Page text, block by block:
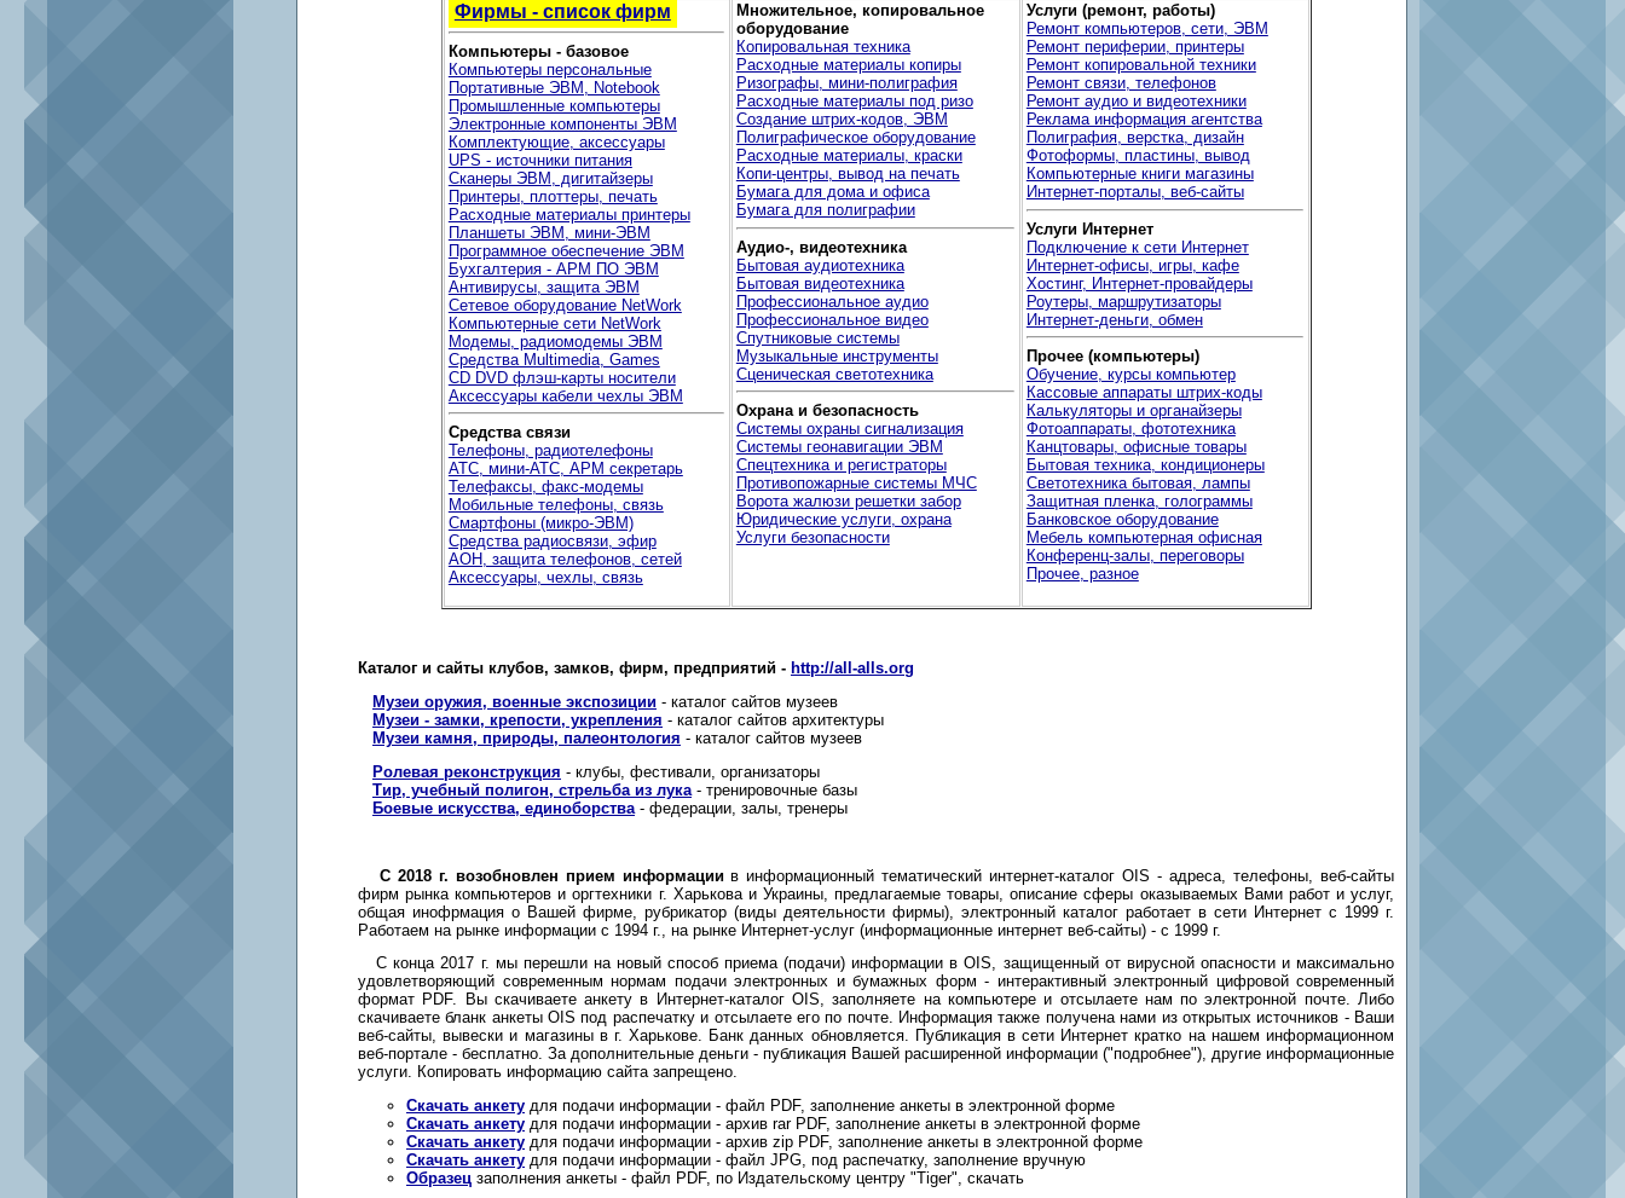
Фирмы - список фирм
Компьютеры - базовое
Компьютеры персональные
Портативные ЭВМ, Notebook
Промышленные компьютеры
Электронные компоненты ЭВМ
Комплектующие, аксессуары
UPS - источники питания
Сканеры ЭВМ, дигитайзеры
Принтеры, плоттеры, печать
Расходные материалы принтеры
Планшеты ЭВМ, мини-ЭВМ
Программное обеспечение ЭВМ
Бухгалтерия - АРМ ПО ЭВМ
Антивирусы, защита ЭВМ
Сетевое оборудование NetWork
Компьютерные сети NetWork
Модемы, радиомодемы ЭВМ
Средства Multimedia, Games
CD DVD флэш-карты носители
Аксессуары кабели чехлы ЭВМ
Средства связи
Телефоны, радиотелефоны
АТС, мини-АТС, АРМ секретарь
Телефаксы, факс-модемы
Мобильные телефоны, связь
Смартфоны (микро-ЭВМ)
Средства радиосвязи, эфир
АОН, защита телефонов, сетей
Аксессуары, чехлы, связь
Множительное, копировальное
оборудование
Копировальная техника
Расходные материалы копиры
Ризографы, мини-полиграфия
Расходные материалы под ризо
Создание штрих-кодов, ЭВМ
Полиграфическое оборудование
Расходные материалы, краски
Копи-центры, вывод на печать
Бумага для дома и офиса
Бумага для полиграфии
Аудио-, видеотехника
Бытовая аудиотехника
Бытовая видеотехника
Профессиональное аудио
Профессиональное видео
Спутниковые системы
Музыкальные инструменты
Сценическая светотехника
Охрана и безопасность
Системы охраны сигнализация
Системы геонавигации ЭВМ
Спецтехника и регистраторы
Противопожарные системы МЧС
Ворота жалюзи решетки забор
Юридические услуги, охрана
Услуги безопасности
Услуги (ремонт, работы)
Ремонт компьютеров, сети, ЭВМ
Ремонт периферии, принтеры
Ремонт копировальной техники
Ремонт связи, телефонов
Ремонт аудио и видеотехники
Реклама информация агентства
Полиграфия, верстка, дизайн
Фотоформы, пластины, вывод
Компьютерные книги магазины
Интернет-порталы, веб-сайты
Услуги Интернет
Подключение к сети Интернет
Интернет-офисы, игры, кафе
Хостинг, Интернет-провайдеры
Роутеры, маршрутизаторы
Интернет-деньги, обмен
Прочее (компьютеры)
Обучение, курсы компьютер
Кассовые аппараты штрих-коды
Калькуляторы и органайзеры
Фотоаппараты, фототехника
Канцтовары, офисные товары
Бытовая техника, кондиционеры
Светотехника бытовая, лампы
Защитная пленка, голограммы
Банковское оборудование
Мебель компьютерная офисная
Конференц-залы, переговоры
Прочее, разное
Каталог и сайты клубов, замков, фирм, предприятий - http://all-alls.org
Музеи оружия, военные экспозиции - каталог сайтов музеев
Музеи - замки, крепости, укрепления - каталог сайтов архитектуры
Музеи камня, природы, палеонтология - каталог сайтов музеев
Ролевая реконструкция - клубы, фестивали, организаторы
Тир, учебный полигон, стрельба из лука- тренировочные базы
Боевые искусства, единоборства- федерации, залы, тренеры
С 2018 г. возобновлен прием информациив информационный тематический интернет-каталог OIS - адреса, телефоны, веб-сайты
фирм рынка компьютеров и оргтехники г. Харькова и Украины, предлагаемые товары, описание сферы оказываемых Вами работ и услуг,
общая инофрмация о Вашей фирме, рубрикатор (виды деятельности фирмы), электронный каталог работает в сети Интернет с 1999 г.
Работаем на рынке информации с 1994 г., на рынке Интернет-услуг (информационные интернет веб-сайты) - с 1999 г.
С конца 2017 г. мы перешли на новый способ приема (подачи) информации в OIS, защищенный от вирусной опасности и максимально
удовлетворяющий современным нормам подачи электронных и бумажных форм - интерактивный электронный цифровой современный
формат PDF. Вы скачиваете анкету в Интернет-каталог OIS, заполняете на компьютере и отсылаете нам по электронной почте. Либо
скачиваете бланк анкеты OIS под распечатку и отсылаете его по почте. Информация также получена нами из открытых источников - Ваши
веб-сайты, вывески и магазины в г. Харькове. Банк данных обновляется. Публикация в сети Интернет кратко на нашем информационном
веб-портале - бесплатно. За дополнительные деньги - публикация Вашей расширенной информации ("подробнее"), другие информационные
услуги. Копировать информацию сайта запрещено.
Скачать анкету для подачи информации - файл PDF, заполнение анкеты в электронной форме
Скачать анкету для подачи информации - архив rar PDF, заполнение анкеты в электронной форме
Скачать анкету для подачи информации - архив zip PDF, заполнение анкеты в электронной форме
Скачать анкету для подачи информации - файл JPG, под распечатку, заполнение вручную
Образец заполнения анкеты - файл PDF, по Издательскому центру "Tiger", скачать